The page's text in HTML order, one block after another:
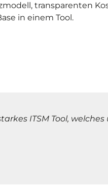
transparenten
in einem Tool.
ITSM Tool,